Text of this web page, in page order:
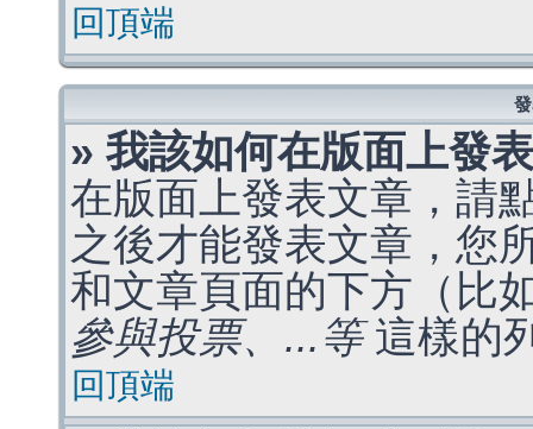
回頂端
» 我該如何在版面上發
在版面上發表文章，請
之後才能發表文章，您
和文章頁面的下方（比
參與投票、...等這樣的
回頂端